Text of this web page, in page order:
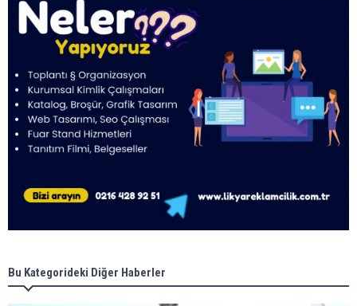
Bu Kategorideki Diğer Haberler